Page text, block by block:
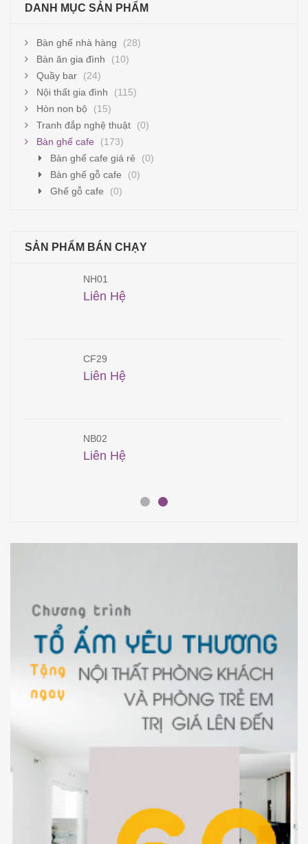
DANH MỤC SẢN PHẨM
Bàn ghế nhà hàng
(28)
Bàn ăn gia đình
(10)
Quầy bar
(24)
Nội thất gia đình
(115)
Hòn non bộ
(15)
Tranh đắp nghệ thuật
(0)
Bàn ghế cafe
(173)
Bàn ghế cafe giá rẻ
(0)
Bàn ghế gỗ cafe
(0)
Ghế gỗ cafe
(0)
SẢN PHẨM BÁN CHẠY
NH01
Liên Hệ
CF29
Liên Hệ
NB02
Liên Hệ